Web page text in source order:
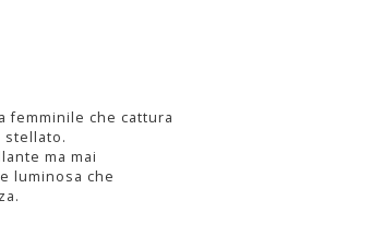
femminile che cattura
stellato.
ma mai
luminosa che